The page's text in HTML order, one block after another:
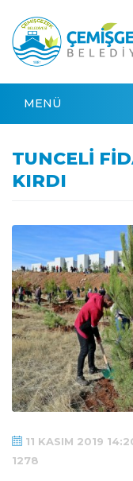
MENÜ
TUNCELİ
KIRDI
11 KASIM 2019
1278